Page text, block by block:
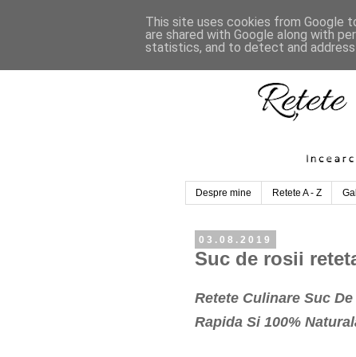
Despre mine Retete A - Z
03.08.2019
Suc de rosii
Retete Culinare Suc
Rapida Si 100%
This site uses cookies from Google
are shared with Google along with
statistics, and to detect and address